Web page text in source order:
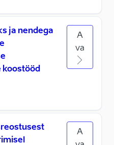
ja nendega
koostööd
A
va
A